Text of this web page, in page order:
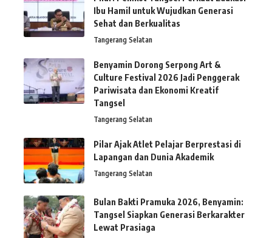
Ibu Hamil untuk Wujudkan Generasi
Sehat dan Berkualitas
Tangerang Selatan
Benyamin Dorong Serpong Art &
Culture Festival 2026 Jadi Penggerak
Pariwisata dan Ekonomi Kreatif
Tangsel
Tangerang Selatan
Pilar Ajak Atlet Pelajar Berprestasi di
Lapangan dan Dunia Akademik
Tangerang Selatan
Bulan Bakti Pramuka 2026, Benyamin:
Tangsel Siapkan Generasi Berkarakter
Lewat Prasiaga